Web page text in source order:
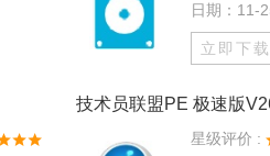
日期：11-
立即下载
技术员联盟PE 极速版
星级评价 :